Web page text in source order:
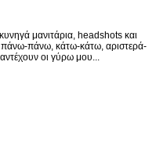
μανιτάρια, headshots και
πάνω, κάτω-κάτω, αριστερά-
οι γύρω μου...